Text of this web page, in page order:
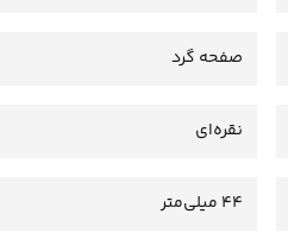
صفحه گرد
نقره‌ای
44 میلی‌متر